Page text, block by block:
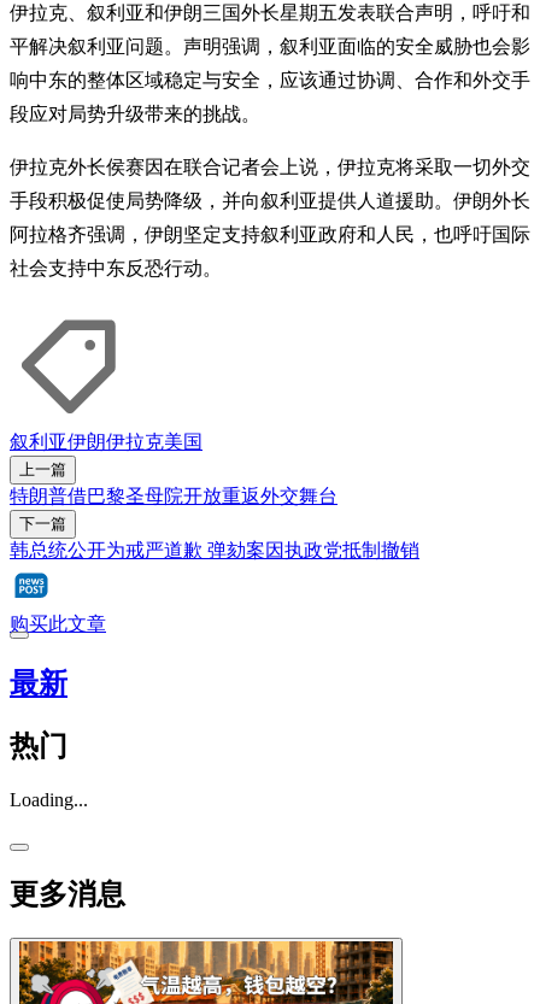
伊拉克、叙利亚和伊朗三国外长星期五发表联合声明，呼吁和
平解决叙利亚问题。声明强调，叙利亚面临的安全威胁也会影
响中东的整体区域稳定与安全，应该通过协调、合作和外交手
段应对局势升级带来的挑战。
伊拉克外长侯赛因在联合记者会上说，伊拉克将采取一切外交
手段积极促使局势降级，并向叙利亚提供人道援助。伊朗外长
阿拉格齐强调，伊朗坚定支持叙利亚政府和人民，也呼吁国际
社会支持中东反恐行动。
叙利亚伊朗伊拉克美国
上一篇
特朗普借巴黎圣母院开放重返外交舞台
下一篇
韩总统公开为戒严道歉 弹劾案因执政党抵制撤销
购买此文章
最新
热门
Loading...
更多消息